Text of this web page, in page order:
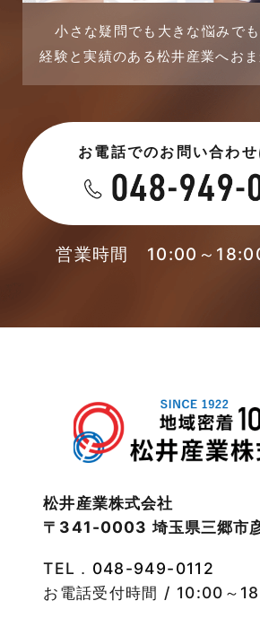
小さな疑問でも大きな悩みで
経験と実績のある松井産業へおま
お電話でのお問い合わ
営業時間 10:00～
松井産業株式会社
〒341-0003 埼玉県三郷市
TEL． 048-949-0112
お電話受付時間 / 10:00～